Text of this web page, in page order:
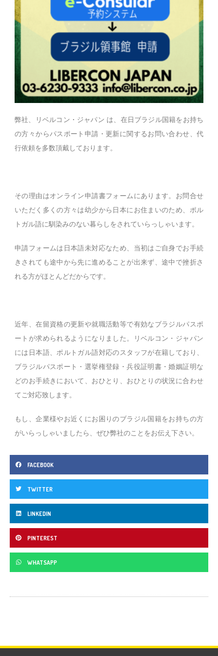
弊社、リベルコン・ジャパン は、在日ブラジル国籍をお持ち
の方々からパスポート申請・更新に関するお問い合わせ、代
行依頼を多数頂戴しております。
その理由はオンライン申請書フォームにあります。お問合せ
いただく多くの方々は幼少から日本にお住まいのため、ポル
トガル語に馴染みのない暮らしをされていらっしゃいます。
申請フォームは日本語未対応なため、当初はご自身でお手続
きされても途中から先に進めることが出来ず、途中で挫折さ
れる方がほとんどだからです。
近年、在留資格の更新や就職活動等で有効なブラジルパスポ
ートが求められるようになりました。リベルコン・ジャパン
には日本語、ポルトガル語対応のスタッフが在籍しており、
ブラジルパスポート・選挙権登録・兵役証明書・婚姻証明な
どのお手続きにおいて、おひとり、おひとりの状況に合わせ
てご対応致します。
もし、企業様やお近くにお困りのブラジル国籍をお持ちの方
がいらっしゃいましたら、ぜひ弊社のことをお伝え下さい。
FACEBOOK
TWITTER
LINKEDIN
PINTEREST
WHATSAPP